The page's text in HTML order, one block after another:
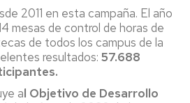
2011 en esta campaña. El año
mesas de control de horas de
de todos los campus de la
resultados: 57.688
al Objetivo de Desarrollo